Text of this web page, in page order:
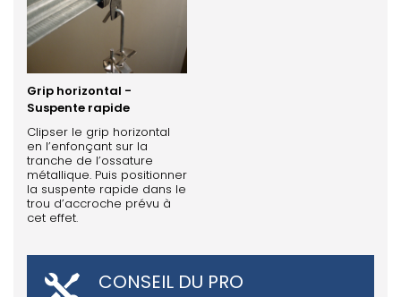
Grip horizontal -
Suspente rapide
Clipser le grip horizontal
en l’enfonçant sur la
tranche de l’ossature
métallique. Puis positionner
la suspente rapide dans le
trou d’accroche prévu à
cet effet.
CONSEIL DU PRO